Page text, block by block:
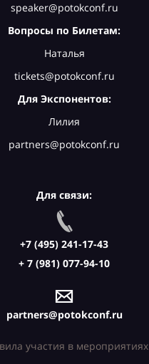
speaker@potokconf.ru
Вопросы по Билетам:
Наталья
tickets@potokconf.ru
Для Экспонентов:
Лилия
partners@potokconf.ru
Для связи:
+7 (495) 241-17-43
+ 7 (981) 077-94-10
partners@potokconf.ru
участия в мероприятиях